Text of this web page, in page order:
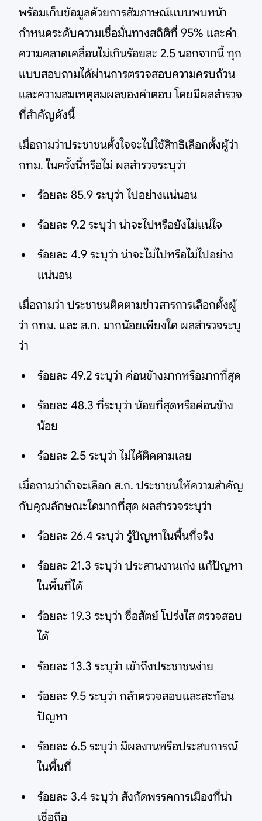
พร้อมเก็บข้อมูลด้วยการสัมภาษณ์แบบพบหน้า
กำหนดระดับความเชื่อมั่นทางสถิติที่ 95% และค่า
ความคลาดเคลื่อนไม่เกินร้อยละ 2.5 นอกจากนี้ ทุก
แบบสอบถามได้ผ่านการตรวจสอบความครบถ้วน
และความสมเหตุสมผลของคำตอบ โดยมีผลสำรวจ
ที่สำคัญดังนี้
เมื่อถามว่าประชาชนตั้งใจจะไปใช้สิทธิเลือกตั้งผู้ว่า
กทม. ในครั้งนี้หรือไม่ ผลสำรวจระบุว่า
ร้อยละ 85.9 ระบุว่า ไปอย่างแน่นอน
ร้อยละ 9.2 ระบุว่า น่าจะไปหรือยังไม่แน่ใจ
ร้อยละ 4.9 ระบุว่า น่าจะไม่ไปหรือไม่ไปอย่าง
แน่นอน
เมื่อถามว่า ประชาชนติดตามข่าวสารการเลือกตั้งผู้
ว่า กทม. และ ส.ก. มากน้อยเพียงใด ผลสำรวจระบุ
ว่า
ร้อยละ 49.2 ระบุว่า ค่อนข้างมากหรือมากที่สุด
ร้อยละ 48.3 ที่ระบุว่า น้อยที่สุดหรือค่อนข้าง
น้อย
ร้อยละ 2.5 ระบุว่า ไม่ได้ติดตามเลย
เมื่อถามว่าถ้าจะเลือก ส.ก. ประชาชนให้ความสำคัญ
กับคุณลักษณะใดมากที่สุด ผลสำรวจระบุว่า
ร้อยละ 26.4 ระบุว่า รู้ปัญหาในพื้นที่จริง
ร้อยละ 21.3 ระบุว่า ประสานงานเก่ง แก้ปัญหา
ในพื้นที่ได้
ร้อยละ 19.3 ระบุว่า ซื่อสัตย์ โปร่งใส ตรวจสอบ
ได้
ร้อยละ 13.3 ระบุว่า เข้าถึงประชาชนง่าย
ร้อยละ 9.5 ระบุว่า กล้าตรวจสอบและสะท้อน
ปัญหา
ร้อยละ 6.5 ระบุว่า มีผลงานหรือประสบการณ์
ในพื้นที่
ร้อยละ 3.4 ระบุว่า สังกัดพรรคการเมืองที่น่า
เชื่อถือ